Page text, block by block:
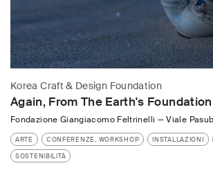
Korea Craft & Design Foundation
Again, From The Earth's Foundation
Fondazione Giangiacomo Feltrinelli —Viale
ARTE CONFERENZE, WORKSHOP INSTALLAZIONI
SOSTENIBILITÀ